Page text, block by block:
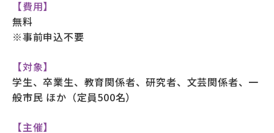
【費用】
無料
※事前申込不要
【対象】
学生、卒業生、教育関係者、研究者、文芸関係者、一
般市民 ほか（定員500名）
【主催】